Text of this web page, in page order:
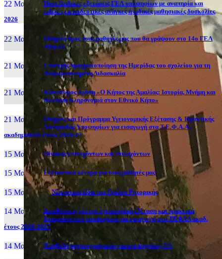
22 Μαι, 26
Πανελλαδικές εξετάσεις ΓΕΛ υποψηφίων με αναπηρία και
ειδικές εκπαιδευτικές ανάγκες ή ειδικές μαθησιακές δυσκολίες
2026
22 Μαι, 26
Οδηγίες προς τους μαθητές μας που θα γράψουν στο 14ο ΓΕΛ
Αθηνών
21 Μαι, 26
Επιτυχής πραγματοποίηση της Ημερίδας του σχολείου για τη
Διαφοροποιημένη Διδασκαλία
21 Μαι, 26
Καινοτόμος δράση «Ο Κήπος της Αμαλίας: Ιστορία, Μνήμη και
Βιώσιμη Κληρονομιά στον Εθνικό Κήπο»
21 Μαι, 26
Οδηγίες και Πρόγραμμα Υγειονομικής Εξέτασης & Πρακτικής
Δοκιμασίας Υποψηφίων για εισαγωγή στα Τ.Ε.Φ.Α.Α.,
ακαδημαϊκού έτους 2026-27
15 Μαι, 26 Πίνακας επιτυχόντων και επιλαχόντων
15 Μαι, 26 Εξεταστικά κέντρα για τους μαθητές μας
15 Μαι, 2026 Νέα ιστοσελίδα του Ομίλου Ρητορικής
14 Μαι, 26
Διευθύνσεις για την υγειονομική εξέταση και πρακτική
δοκιμασία των υποψηφίων για εισαγωγή στα ΤΕΦΑΑ ακαδ.
έτους 2026-2027
14 Μαι, 26 Yποβολή μηχανογραφικού για υποψηφίους 5%